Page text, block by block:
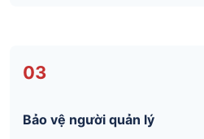
03
Bảo vệ người quản lý